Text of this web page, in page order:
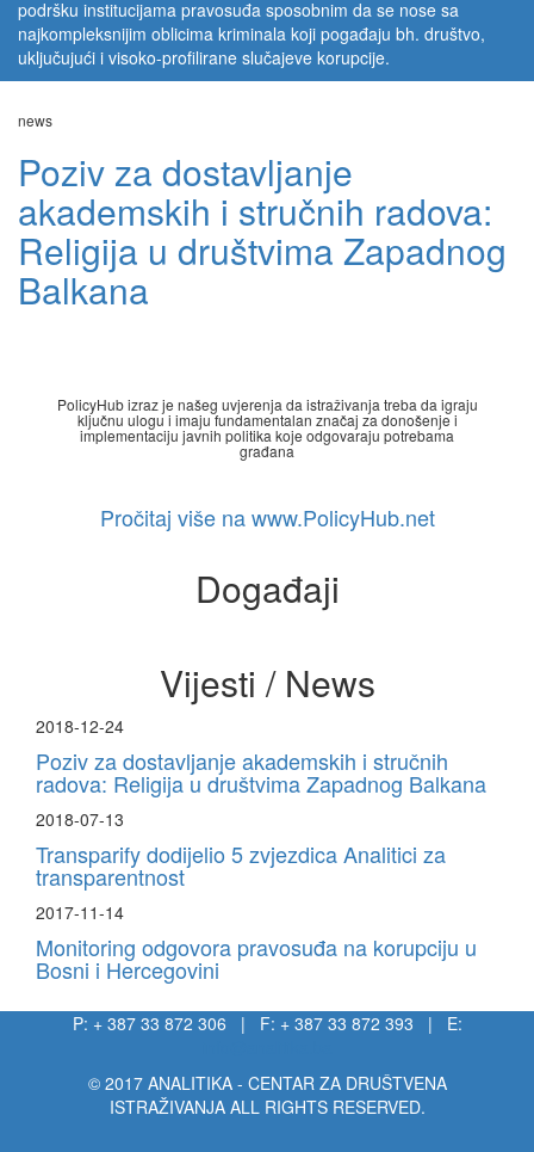
podršku institucijama pravosuđa sposobnim da se nose sa
najkompleksnijim oblicima kriminala koji pogađaju bh. društvo,
uključujući i visoko-profilirane slučajeve korupcije.
news
Poziv za dostavljanje
akademskih i stručnih radova:
Religija u društvima Zapadnog
Balkana
PolicyHub izraz je našeg uvjerenja da istraživanja treba da igraju
ključnu ulogu i imaju fundamentalan značaj za donošenje i
implementaciju javnih politika koje odgovaraju potrebama
građana
Pročitaj više na www.PolicyHub.net
Događaji
Vijesti / News
2018-12-24
Poziv za dostavljanje akademskih i stručnih
radova: Religija u društvima Zapadnog Balkana
2018-07-13
Transparify dodijelio 5 zvjezdica Analitici za
transparentnost
2017-11-14
Monitoring odgovora pravosuđa na korupciju u
Bosni i Hercegovini
P: + 387 33 872 306 | F: + 387 33 872 393 | E:
© 2017 ANALITIKA - CENTAR ZA DRUŠTVENA
ISTRAŽIVANJA ALL RIGHTS RESERVED.